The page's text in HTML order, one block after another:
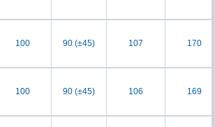
100 90 (±45) 107 170
100 90 (±45) 106 169